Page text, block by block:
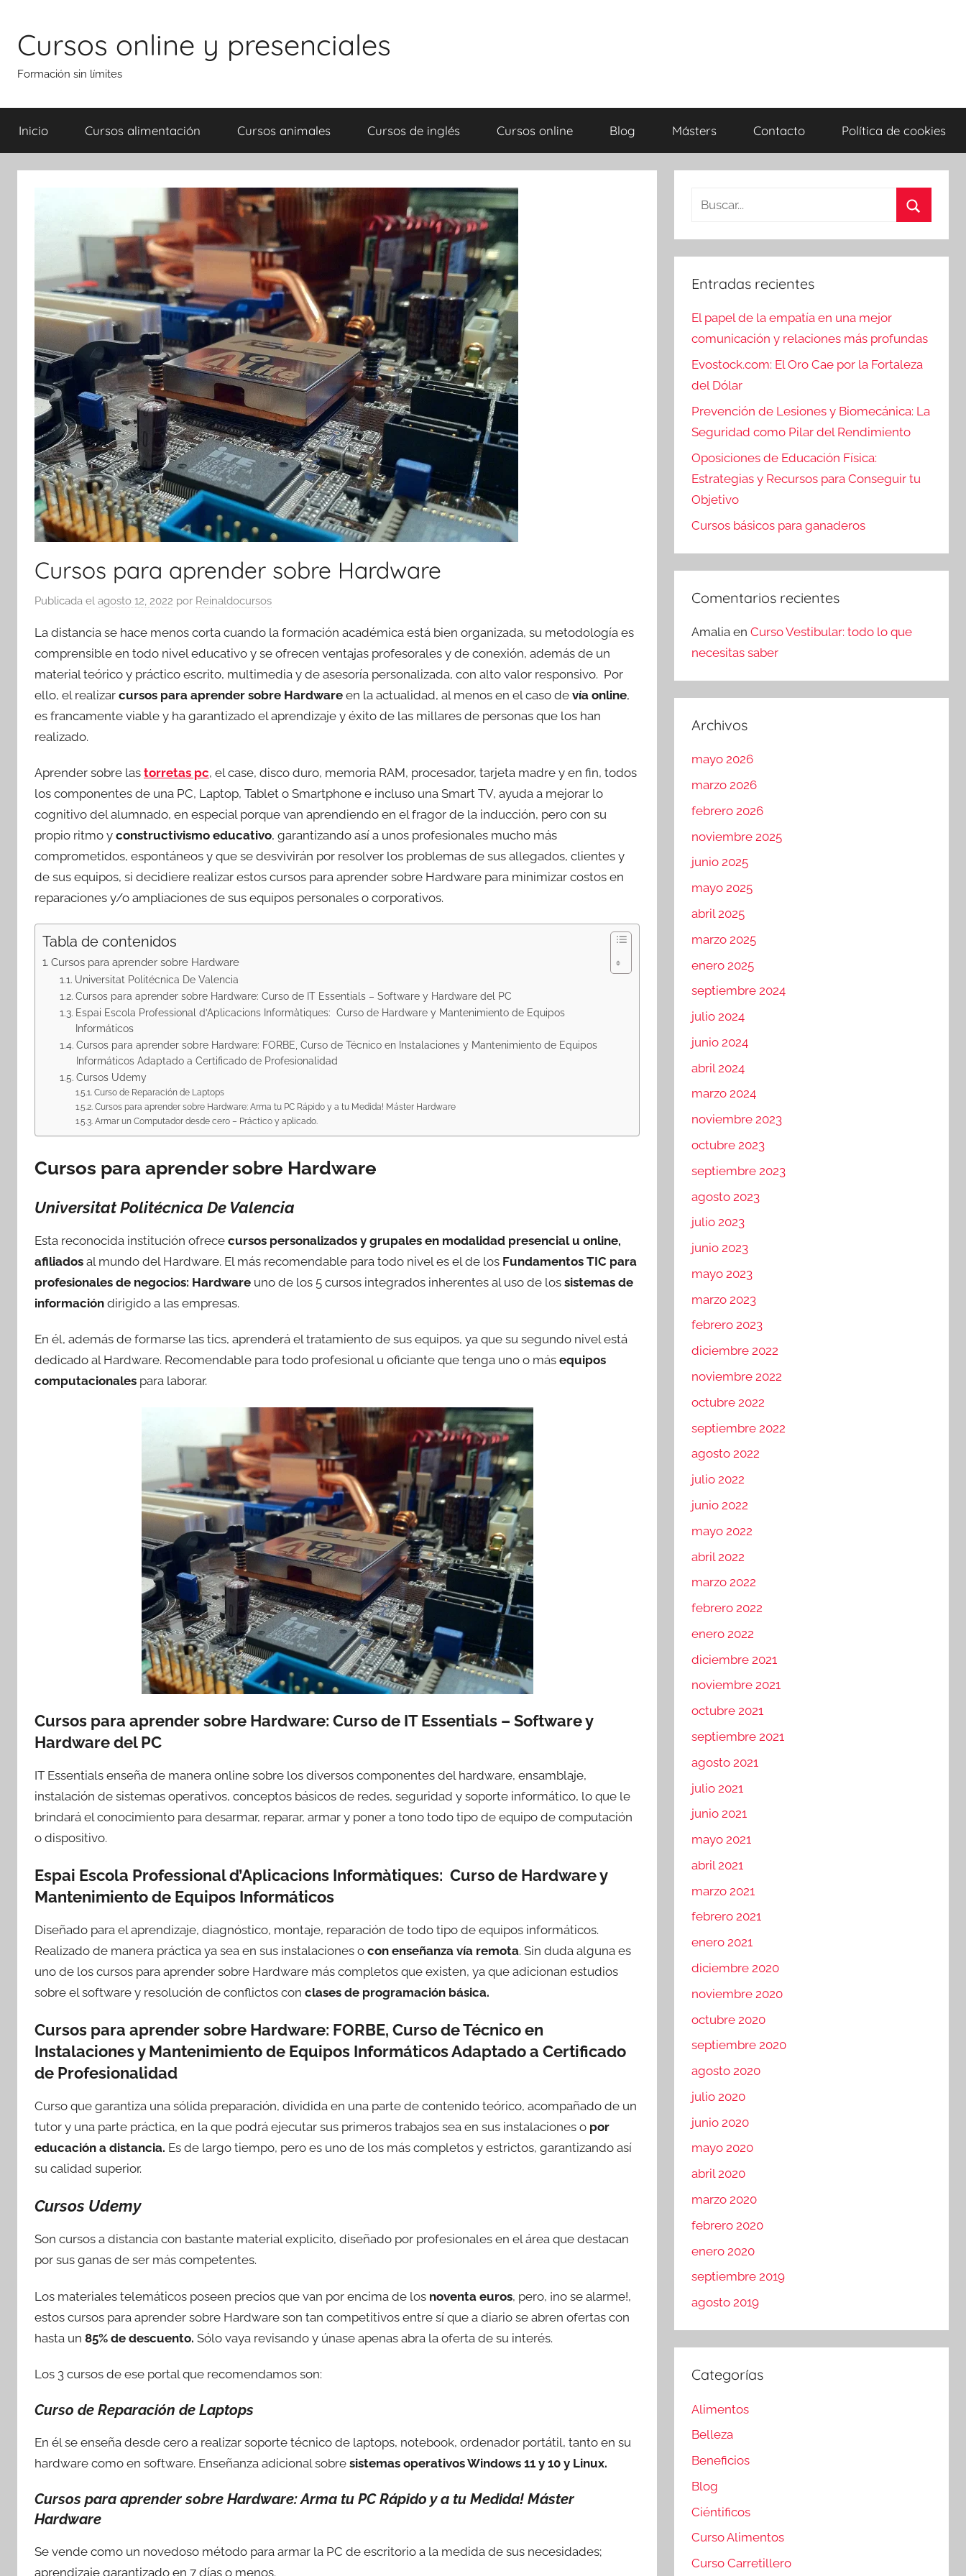
contenido
Cursos online y presenciales
Formación sin límites
Inicio Cursos alimentación Cursos animales Cursos de inglés Cursos online Blog Másters Contacto Política de cookies
Cursos para aprender sobre Hardware
Publicada el agosto 12, 2022 por Reinaldocursos
La distancia se hace menos corta cuando la formación académica está bien organizada, su metodología es
comprensible en todo nivel educativo y se ofrecen ventajas profesorales y de conexión, además de un
material teórico y práctico escrito, multimedia y de asesoría personalizada, con alto valor responsivo. Por
ello, el realizar cursos para aprender sobre Hardware en la actualidad, al menos en el caso de vía online,
es francamente viable y ha garantizado el aprendizaje y éxito de las millares de personas que los han
realizado.
Aprender sobre las torretas pc, el case, disco duro, memoria RAM, procesador, tarjeta madre y en fin, todos
los componentes de una PC, Laptop, Tablet o Smartphone e incluso una Smart TV, ayuda a mejorar lo
cognitivo del alumnado, en especial porque van aprendiendo en el fragor de la inducción, pero con su
propio ritmo y constructivismo educativo, garantizando así a unos profesionales mucho más
comprometidos, espontáneos y que se desvivirán por resolver los problemas de sus allegados, clientes y
de sus equipos, si decidiere realizar estos cursos para aprender sobre Hardware para minimizar costos en
reparaciones y/o ampliaciones de sus equipos personales o corporativos.
Tabla de contenidos
Cursos para aprender sobre Hardware
Universitat Politécnica De Valencia
Cursos para aprender sobre Hardware: Curso de IT Essentials – Software y Hardware del PC
Espai Escola Professional d’Aplicacions Informàtiques: Curso de Hardware y Mantenimiento de Equipos
Informáticos
Cursos para aprender sobre Hardware: FORBE, Curso de Técnico en Instalaciones y Mantenimiento de Equipos
Informáticos Adaptado a Certificado de Profesionalidad
Cursos Udemy
Curso de Reparación de Laptops
Cursos para aprender sobre Hardware: Arma tu PC Rápido y a tu Medida! Máster Hardware
Armar un Computador desde cero – Práctico y aplicado.
Cursos para aprender sobre Hardware
Universitat Politécnica De Valencia
Esta reconocida institución ofrece cursos personalizados y grupales en modalidad presencial u online,
afiliados al mundo del Hardware. El más recomendable para todo nivel es el de los Fundamentos TIC para
profesionales de negocios: Hardware uno de los 5 cursos integrados inherentes al uso de los sistemas de
información dirigido a las empresas.
En él, además de formarse las tics, aprenderá el tratamiento de sus equipos, ya que su segundo nivel está
dedicado al Hardware. Recomendable para todo profesional u oficiante que tenga uno o más equipos
computacionales para laborar.
Cursos para aprender sobre Hardware: Curso de IT Essentials – Software y
Hardware del PC
IT Essentials enseña de manera online sobre los diversos componentes del hardware, ensamblaje,
instalación de sistemas operativos, conceptos básicos de redes, seguridad y soporte informático, lo que le
brindará el conocimiento para desarmar, reparar, armar y poner a tono todo tipo de equipo de computación
o dispositivo.
Espai Escola Professional d’Aplicacions Informàtiques: Curso de Hardware y
Mantenimiento de Equipos Informáticos
Diseñado para el aprendizaje, diagnóstico, montaje, reparación de todo tipo de equipos informáticos.
Realizado de manera práctica ya sea en sus instalaciones o con enseñanza vía remota. Sin duda alguna es
uno de los cursos para aprender sobre Hardware más completos que existen, ya que adicionan estudios
sobre el software y resolución de conflictos con clases de programación básica.
Cursos para aprender sobre Hardware: FORBE, Curso de Técnico en
Instalaciones y Mantenimiento de Equipos Informáticos Adaptado a Certificado
de Profesionalidad
Curso que garantiza una sólida preparación, dividida en una parte de contenido teórico, acompañado de un
tutor y una parte práctica, en la que podrá ejecutar sus primeros trabajos sea en sus instalaciones o por
educación a distancia. Es de largo tiempo, pero es uno de los más completos y estrictos, garantizando así
su calidad superior.
Cursos Udemy
Son cursos a distancia con bastante material explicito, diseñado por profesionales en el área que destacan
por sus ganas de ser más competentes.
Los materiales telemáticos poseen precios que van por encima de los noventa euros, pero, ¡no se alarme!,
estos cursos para aprender sobre Hardware son tan competitivos entre sí que a diario se abren ofertas con
hasta un 85% de descuento. Sólo vaya revisando y únase apenas abra la oferta de su interés.
Los 3 cursos de ese portal que recomendamos son:
Curso de Reparación de Laptops
En él se enseña desde cero a realizar soporte técnico de laptops, notebook, ordenador portátil, tanto en su
hardware como en software. Enseñanza adicional sobre sistemas operativos Windows 11 y 10 y Linux.
Cursos para aprender sobre Hardware:Arma tu PC Rápido y a tu Medida! Máster
Hardware
Se vende como un novedoso método para armar la PC de escritorio a la medida de sus necesidades;
aprendizaje garantizado en 7 días o menos.
Entradas recientes
El papel de la empatía en una mejor
comunicación y relaciones más profundas
Evostock.com: El Oro Cae por la Fortaleza
del Dólar
Prevención de Lesiones y Biomecánica: La
Seguridad como Pilar del Rendimiento
Oposiciones de Educación Física:
Estrategias y Recursos para Conseguir tu
Objetivo
Cursos básicos para ganaderos
Comentarios recientes
Amalia enCurso Vestibular: todo lo que
necesitas saber
Archivos
mayo 2026
marzo 2026
febrero 2026
noviembre 2025
junio 2025
mayo 2025
abril 2025
marzo 2025
enero 2025
septiembre 2024
julio 2024
junio 2024
abril 2024
marzo 2024
noviembre 2023
octubre 2023
septiembre 2023
agosto 2023
julio 2023
junio 2023
mayo 2023
marzo 2023
febrero 2023
diciembre 2022
noviembre 2022
octubre 2022
septiembre 2022
agosto 2022
julio 2022
junio 2022
mayo 2022
abril 2022
marzo 2022
febrero 2022
enero 2022
diciembre 2021
noviembre 2021
octubre 2021
septiembre 2021
agosto 2021
julio 2021
junio 2021
mayo 2021
abril 2021
marzo 2021
febrero 2021
enero 2021
diciembre 2020
noviembre 2020
octubre 2020
septiembre 2020
agosto 2020
julio 2020
junio 2020
mayo 2020
abril 2020
marzo 2020
febrero 2020
enero 2020
septiembre 2019
agosto 2019
Categorías
Alimentos
Belleza
Beneficios
Blog
Ciéntificos
Curso Alimentos
Curso Carretillero